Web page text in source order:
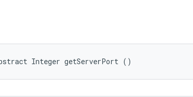
Integer getServerPort ()